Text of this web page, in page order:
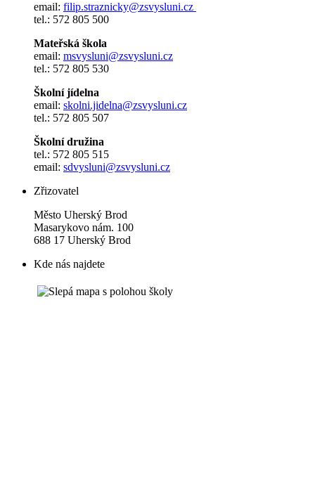
email: filip.straznicky@zsvysluni.cz
tel.: 572 805 500
Mateřská škola
email: msvysluni@zsvysluni.cz
tel.: 572 805 530
Školní jídelna
email: skolni.jidelna@zsvysluni.cz
tel.: 572 805 507
Školní družina
tel.: 572 805 515
email: sdvysluni@zsvysluni.cz
Zřizovatel
Město Uherský Brod
Masarykovo nám. 100
688 17 Uherský Brod
Kde nás najdete